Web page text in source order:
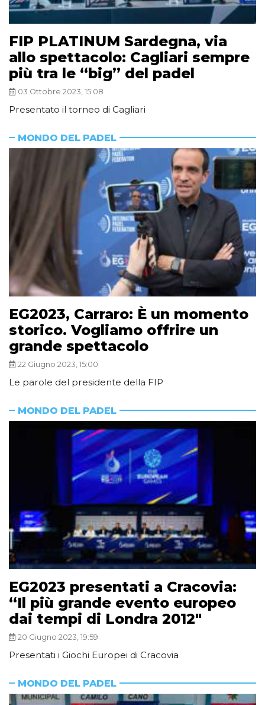
FIP PLATINUM Sardegna, via
allo spettacolo: Cagliari sempre
più tra le “big” del padel
03 Ottobre 2023, 15:08
Presentato il torneo di Cagliari
MONDO DEL PADEL
EG2023, Carraro: È un momento
storico. Vogliamo offrire un
grande spettacolo
22 Giugno 2023, 15:00
Le parole del presidente della FIP
MONDO DEL PADEL
EG2023 presentati a Cracovia:
“Il più grande evento europeo
dai tempi di Londra 2012″
20 Giugno 2023, 19:59
Presentati i Giochi Europei di Cracovia
MONDO DEL PADEL